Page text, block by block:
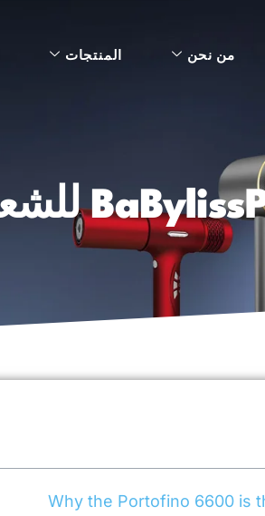
من نحن المنتجات
Why the Portofino 6600 is